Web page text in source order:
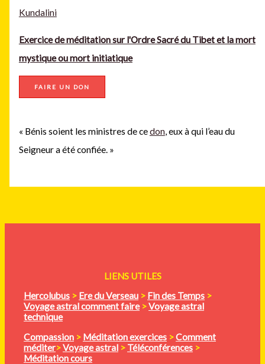
Kundalini
Exercice de méditation sur l'Ordre Sacré du Tibet et la mort
mystique ou mort initiatique
FAIRE UN DON
« Bénis soient les ministres de cedon, eux à qui l’eau du
Seigneur a été confiée. »
LIENS UTILES
Hercolubus > Ere du Verseau > Fin des Temps >
Voyage astral comment faire >Voyage astral
technique
Compassion > Méditationexercices >Comment
méditer>Voyage astral > Téléconférences >
Méditation cours